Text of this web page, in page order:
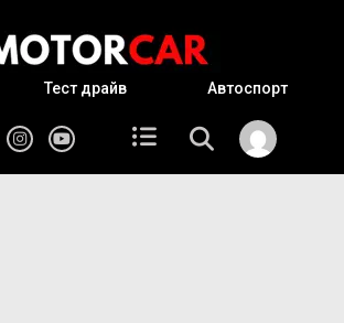
Тест драйв Автоспорт